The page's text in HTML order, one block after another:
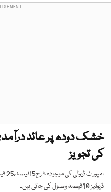
کی تجویز
ڈیوٹیز 40فیصد وصول کی جاتی ہیں۔